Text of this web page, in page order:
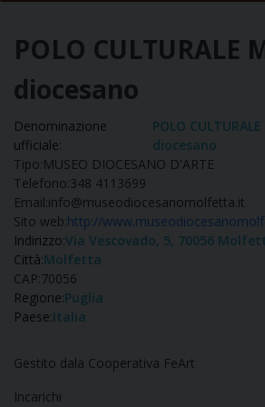
POLO CULTURALE
diocesano
Denominazione
ufficiale:
POLO
diocesano
Tipo:MUSEO DIOCESANO D'ARTE
Telefono:348 4113699
Email:info@museodiocesanomolfetta.it
Sito web:http://
Indirizzo:Via Vescovado, 5, 70056
Città:Molfetta
CAP:70056
Regione:Puglia
Paese:Italia
Gestito dala Cooperativa FeArt
Incarichi